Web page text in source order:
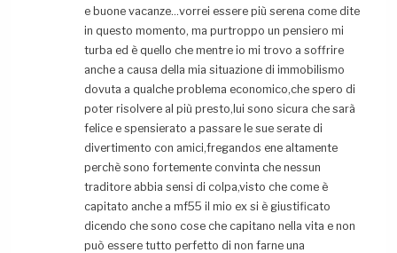
e buone vacanze…vorrei essere più serena come dite
in questo momento, ma purtroppo un pensiero mi
turba ed è quello che mentre io mi trovo a soffrire
anche a causa della mia situazione di immobilismo
dovuta a qualche problema economico,che spero di
poter risolvere al più presto,lui sono sicura che sarà
felice e spensierato a passare le sue serate di
divertimento con amici,fregandos ene altamente
perchè sono fortemente convinta che nessun
traditore abbia sensi di colpa,visto che come è
capitato anche a mf55 il mio ex si è giustificato
dicendo che sono cose che capitano nella vita e non
può essere tutto perfetto di non farne una